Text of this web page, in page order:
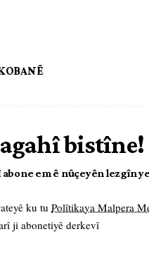
bistîne!
em ê nûçeyên lezgîn
ku tu Polîtikaya Malpera
ji abonetiyê derkevî